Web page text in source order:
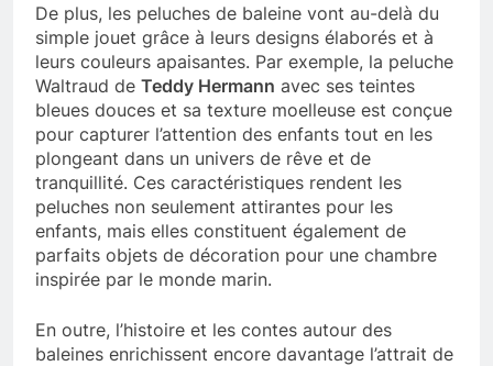
De plus, les peluches de baleine vont au-delà du
simple jouet grâce à leurs designs élaborés et à
leurs couleurs apaisantes. Par exemple, la peluche
Waltraud de Teddy Hermann avec ses teintes
bleues douces et sa texture moelleuse est conçue
pour capturer l’attention des enfants tout en les
plongeant dans un univers de rêve et de
tranquillité. Ces caractéristiques rendent les
peluches non seulement attirantes pour les
enfants, mais elles constituent également de
parfaits objets de décoration pour une chambre
inspirée par le monde marin.
En outre, l’histoire et les contes autour des
baleines enrichissent encore davantage l’attrait de